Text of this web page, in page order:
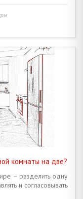
комнаты на две?
– разделить одну
и согласовывать